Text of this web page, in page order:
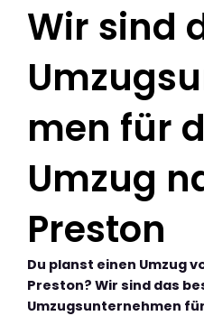
Wir sind
men für
Umzug
Preston
Du planst einen Umzug
Preston? Wir sind das
Umzugsunternehmen